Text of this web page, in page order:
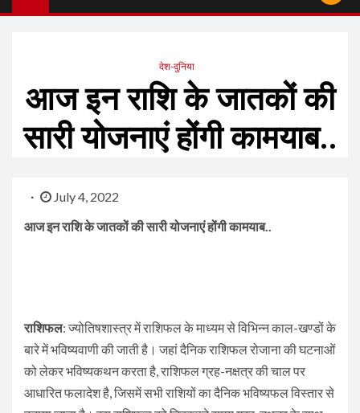
देश-दुनिया
आज इन राशि के जातकों की
सारी योजनाएं होंगी कामयाब..
July 4, 2022
आज इन राशि के जातकों की सारी योजनाएं होंगी कामयाब..
राशिफल: ज्योतिषशास्त्र में राशिफल के माध्यम से विभिन्न काल-खण्डों के
बारे में भविष्यवाणी की जाती है। जहां दैनिक राशिफल रोजाना की घटनाओं
को लेकर भविष्यकथन करता है, राशिफल ग्रह-नक्षत्र की चाल पर
आधारित फलादेश है, जिसमें सभी राशियों का दैनिक भविष्यफल विस्तार से